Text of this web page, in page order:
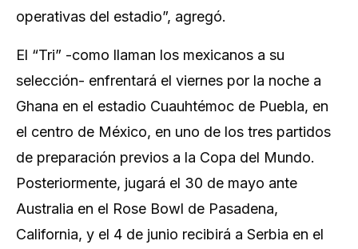
operativas del estadio”, agregó.
El “Tri” -como llaman los mexicanos a ​su
selección- enfrentará el viernes por ‌la noche a
Ghana en el estadio Cuauhtémoc de Puebla, en
el centro de México, en uno de los tres partidos
de preparación previos a la Copa del Mundo.
Posteriormente, jugará el 30 de mayo ante
Australia en el Rose Bowl de Pasadena,
California, y el 4 de junio recibirá a Serbia en el